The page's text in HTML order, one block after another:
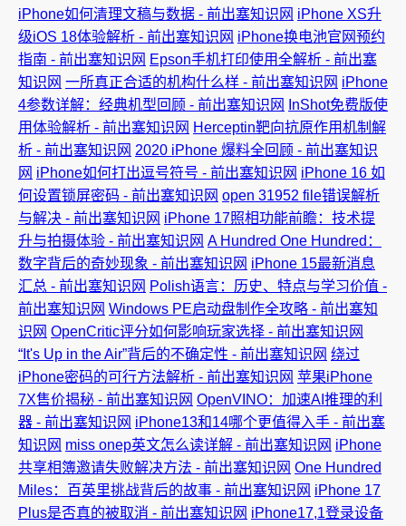
iPhone如何清理文稿与数据 - 前出塞知识网 iPhone XS升
级iOS 18体验解析 - 前出塞知识网 iPhone换电池官网预约
指南 - 前出塞知识网 Epson手机打印使用全解析 - 前出塞
知识网 一所真正合适的机构什么样 - 前出塞知识网 iPhone
4参数详解：经典机型回顾 - 前出塞知识网
InShot免费版使
用体验解析 - 前出塞知识网 Herceptin靶向抗原作用机制解
析 - 前出塞知识网 2020 iPhone 爆料全回顾 - 前出塞知识
网 iPhone如何打出逗号符号 - 前出塞知识网 iPhone 16 如
何设置锁屏密码 - 前出塞知识网 open 31952 file错误解析
与解决 - 前出塞知识网 iPhone 17照相功能前瞻：技术提
升与拍摄体验 - 前出塞知识网 A Hundred One Hundred：
数字背后的奇妙现象 - 前出塞知识网 iPhone 15最新消息
汇总 - 前出塞知识网 Polish语言：历史、特点与学习价值 -
前出塞知识网 Windows PE启动盘制作全攻略 - 前出塞知
识网 OpenCritic评分如何影响玩家选择 - 前出塞知识网
“It's Up in the Air”背后的不确定性 - 前出塞知识网 绕过
iPhone密码的可行方法解析 - 前出塞知识网 苹果iPhone
7X售价揭秘 - 前出塞知识网 OpenVINO：加速AI推理的利
器 - 前出塞知识网 iPhone13和14哪个更值得入手 - 前出塞
知识网 miss onep英文怎么读详解 - 前出塞知识网 iPhone
共享相簿邀请失败解决方法 - 前出塞知识网 One Hundred
Miles：百英里挑战背后的故事 - 前出塞知识网 iPhone 17
Plus是否真的被取消 - 前出塞知识网 iPhone17,1登录设备